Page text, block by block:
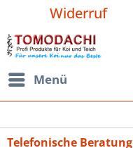
Widerruf
Menü
Telefonische Beratung